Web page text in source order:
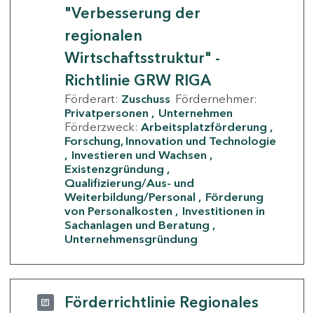
"Verbesserung der
regionalen
Wirtschaftsstruktur" -
Richtlinie GRW RIGA
Förderart: Zuschuss Fördernehmer:
Privatpersonen
Unternehmen
Förderzweck: Arbeitsplatzförderung
Forschung, Innovation und Technologie
Investieren und Wachsen
Existenzgründung
Qualifizierung/Aus- und
Weiterbildung/Personal
Förderung
von Personalkosten
Investitionen in
Sachanlagen und Beratung
Unternehmensgründung
Förderrichtlinie Regionales